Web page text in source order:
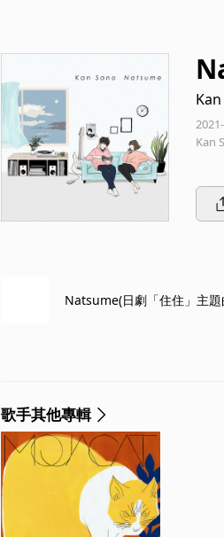
Kan
Natsume(日劇「住住」主題
歌手其他專輯